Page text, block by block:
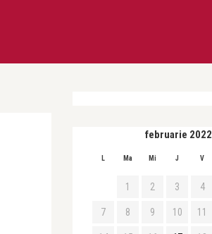
februarie 2022
L Ma Mi J V
1 2 3 4
7 8 9 10 11